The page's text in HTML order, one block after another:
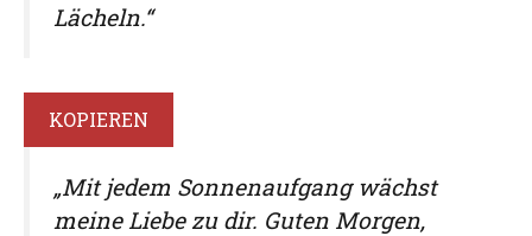
Lächeln.“
KOPIEREN
„Mit jedem Sonnenaufgang wächst
meine Liebe zu dir. Guten Morgen,